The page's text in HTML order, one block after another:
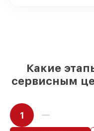
Какие
сервисным
1